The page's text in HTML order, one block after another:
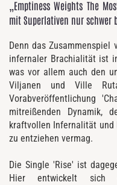
„Emptiness Weights The
mit Superlativen nur schwer
Denn das Zusammenspiel
infernaler Brachialität ist
was vor allem auch den
Viljanen und Ville
Vorabveröffentlichung
mitreißenden Dynamik,
kraftvollen Infernalität und
zu entziehen vermag.
Die Single 'Rise' ist
Hier entwickelt sich